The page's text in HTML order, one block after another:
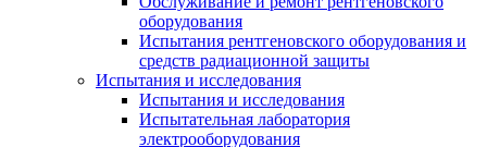
оборудования
Испытания рентгеновского оборудования и
средств радиационной защиты
Испытания и исследования
Испытания и исследования
Испытательная лаборатория
электрооборудования